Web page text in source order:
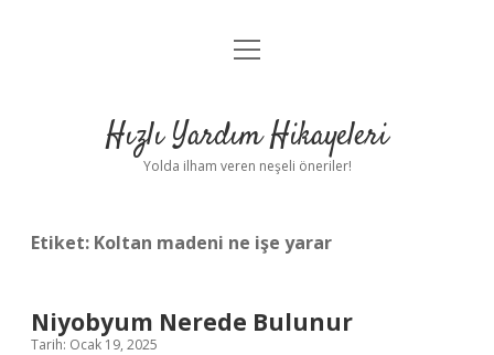
Anasayfa
Yasal Uyarı
menüyü
Hızlı Yardım Hikayeleri
Yolda ilham veren neşeli öneriler!
Etiket: Koltan madeni ne işe yarar
Niyobyum Nerede Bulunur
Tarih: Ocak 19, 2025